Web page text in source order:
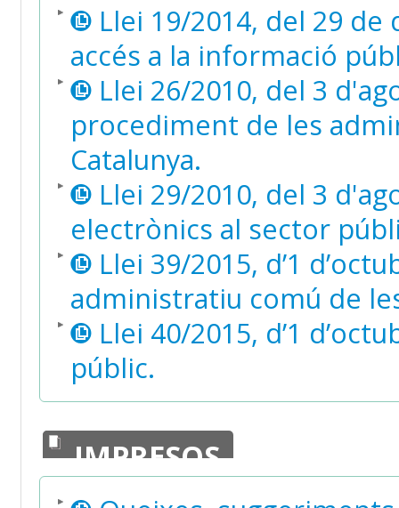
Llei 19/2014, del 29
accés a la informació
Llei 26/2010, del 3
procediment de les
Catalunya.
Llei 29/2010, del 3
electrònics al sector
Llei 39/2015, d’1
administratiu comú de
Llei 40/2015, d’1
públic.
IMPRESOS